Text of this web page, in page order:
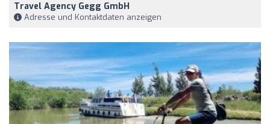
Travel Agency Gegg GmbH
Adresse und Kontaktdaten anzeigen